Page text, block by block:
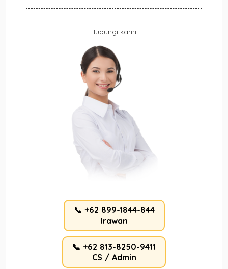
Hubungi kami:
📞 +62 899-1844-844
Irawan
📞 +62 813-8250-9411
CS / Admin